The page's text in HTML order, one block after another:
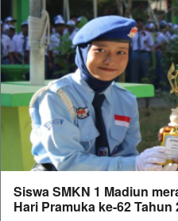
Siswa SMKN 1 Madiun
Hari Pramuka ke-62